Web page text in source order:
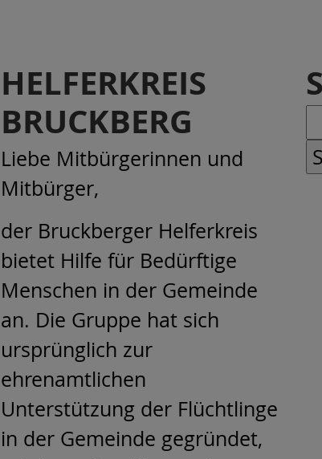
HELFERKREIS
BRUCKBERG
Liebe Mitbürgerinnen und
Mitbürger,
der Bruckberger Helferkreis
bietet Hilfe für Bedürftige
Menschen in der Gemeinde
an. Die Gruppe hat sich
ursprünglich zur
ehrenamtlichen
Unterstützung der Flüchtlinge
in der Gemeinde gegründet,